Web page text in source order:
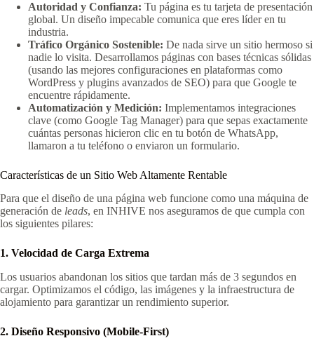
Autoridad y Confianza: Tu página es tu tarjeta de presentación
global. Un diseño impecable comunica que eres líder en tu
industria.
Tráfico Orgánico Sostenible: De nada sirve un sitio hermoso si
nadie lo visita. Desarrollamos páginas con bases técnicas sólidas
(usando las mejores configuraciones en plataformas como
WordPress y plugins avanzados de SEO) para que Google te
encuentre rápidamente.
Automatización y Medición: Implementamos integraciones
clave (como Google Tag Manager) para que sepas exactamente
cuántas personas hicieron clic en tu botón de WhatsApp,
llamaron a tu teléfono o enviaron un formulario.
Características de un Sitio Web Altamente Rentable
Para que el diseño de una página web funcione como una máquina de
generación de leads, en INHIVE nos aseguramos de que cumpla con
los siguientes pilares:
1. Velocidad de Carga Extrema
Los usuarios abandonan los sitios que tardan más de 3 segundos en
cargar. Optimizamos el código, las imágenes y la infraestructura de
alojamiento para garantizar un rendimiento superior.
2. Diseño Responsivo (Mobile-First)